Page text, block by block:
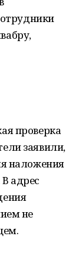
проверка
заявили,
наложения
адрес
не